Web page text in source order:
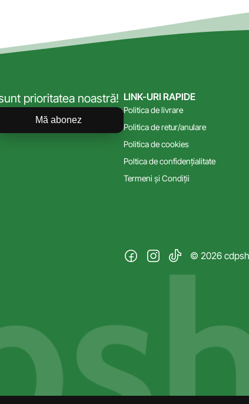
prioritatea noastră!
Mă abonez
LINK-URI RAPIDE
Politica de livrare
Politica de retur/anulare
Politica de cookies
Poltica de confidențialitate
Termeni și Condiții
© 2026